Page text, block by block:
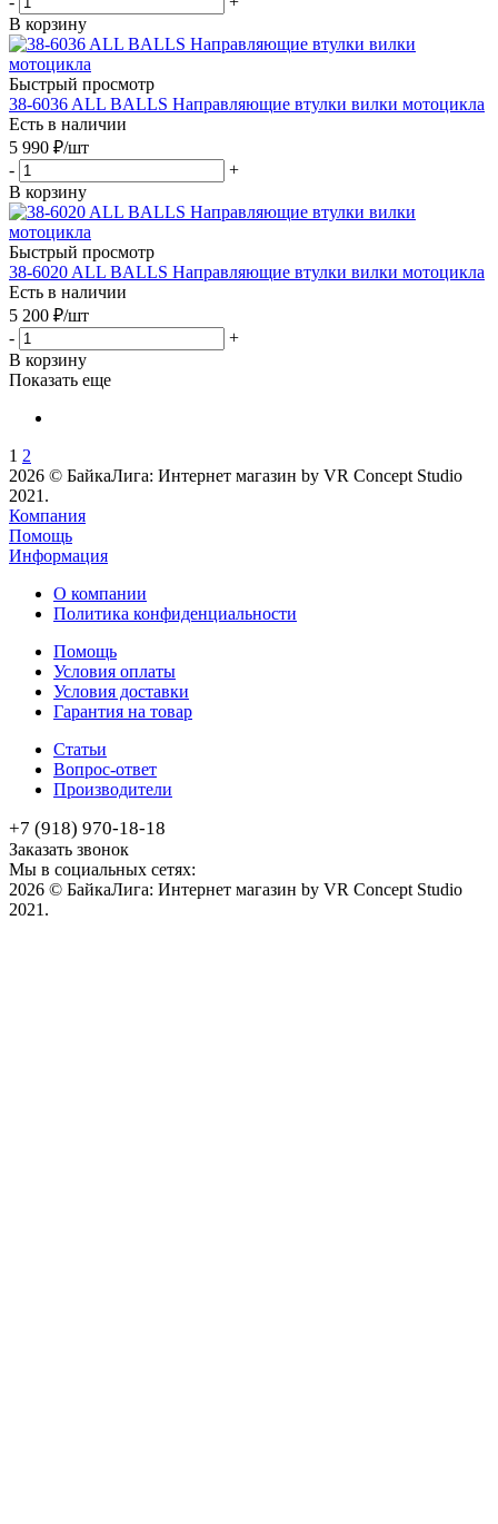
В корзину
Быстрый просмотр
38-6036 ALL BALLS Направляющие втулки вилки мотоцикла
Есть в наличии
5 990 ₽/шт
-
+
В корзину
Быстрый просмотр
38-6020 ALL BALLS Направляющие втулки вилки мотоцикла
Есть в наличии
5 200 ₽/шт
-
+
В корзину
Показать еще
1 2
2026 © БайкаЛига: Интернет магазин by VR Concept Studio
2021.
Компания
Помощь
Информация
О компании
Политика конфиденциальности
Помощь
Условия оплаты
Условия доставки
Гарантия на товар
Статьи
Вопрос-ответ
Производители
+7 (918) 970-18-18
Заказать звонок
Мы в социальных сетях:
2026 © БайкаЛига: Интернет магазин by VR Concept Studio
2021.